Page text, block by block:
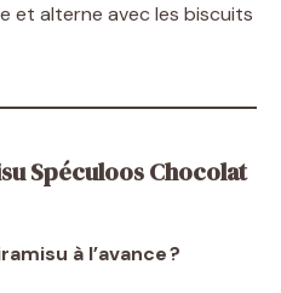
et alterne avec les biscuits
Spéculoos Chocolat
à l’avance ?